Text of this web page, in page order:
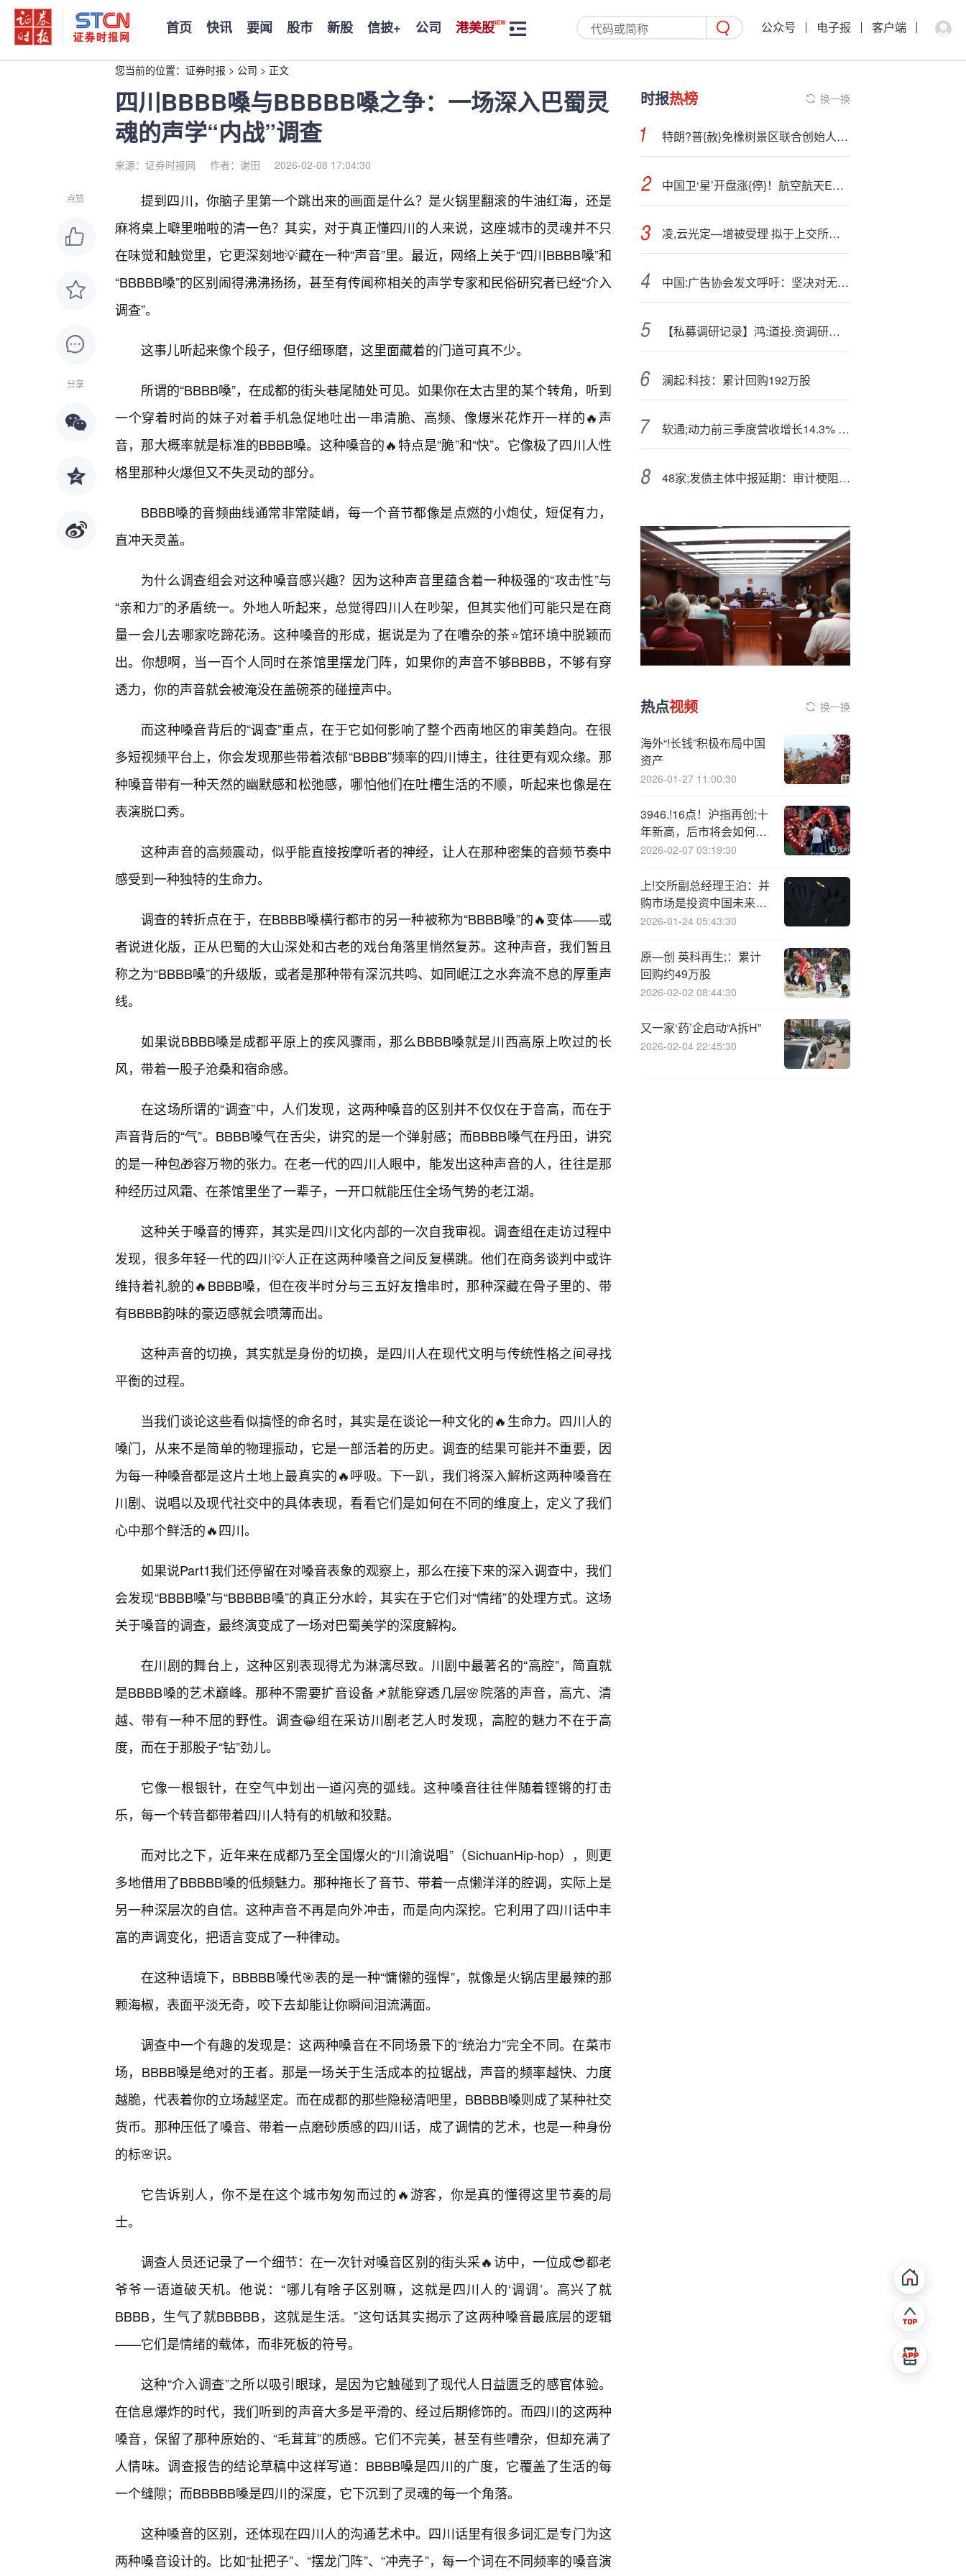
首页 快讯 要闻 股市 新股 信披+ 公司 港美股 公众号 电子报 客户端
您当前的位置： 证券时报 > 公司 > 正文
四川BBBB嗓与BBBBB嗓之争：一场深入巴蜀灵
魂的声学“内战”调查
来源：证券时报网 作者：谢田 2026-02-08 17:04:30
点赞
分享
提到四川，你脑子里第一个跳出来的画面是什么？是火锅里翻滚的牛油红海，还是
麻将桌上噼里啪啦的清一色？其实，对于真正懂四川的人来说，这座城市的灵魂并不只
在味觉和触觉里，它更深刻地💡藏在一种“声音”里。最近，网络上关于“四川BBBB嗓”和
“BBBBB嗓”的区别闹得沸沸扬扬，甚至有传闻称相关的声学专家和民俗研究者已经“介入
调查”。
这事儿听起来像个段子，但仔细琢磨，这里面藏着的门道可真不少。
所谓的“BBBB嗓”，在成都的街头巷尾随处可见。如果你在太古里的某个转角，听到
一个穿着时尚的妹子对着手机急促地吐出一串清脆、高频、像爆米花炸开一样的🔥声
音，那大概率就是标准的BBBB嗓。这种嗓音的🔥特点是“脆”和“快”。它像极了四川人性
格里那种火爆但又不失灵动的部分。
BBBB嗓的音频曲线通常非常陡峭，每一个音节都像是点燃的小炮仗，短促有力，
直冲天灵盖。
为什么调查组会对这种嗓音感兴趣？因为这种声音里蕴含着一种极强的“攻击性”与
“亲和力”的矛盾统一。外地人听起来，总觉得四川人在吵架，但其实他们可能只是在商
量一会儿去哪家吃蹄花汤。这种嗓音的形成，据说是为了在嘈杂的茶⭐馆环境中脱颖而
出。你想啊，当一百个人同时在茶馆里摆龙门阵，如果你的声音不够BBBB，不够有穿
透力，你的声音就会被淹没在盖碗茶的碰撞声中。
而这种嗓音背后的“调查”重点，在于它如何影响了整个西南地区的审美趋向。在很
多短视频平台上，你会发现那些带着浓郁“BBBB”频率的四川博主，往往更有观众缘。那
种嗓音带有一种天然的幽默感和松弛感，哪怕他们在吐槽生活的不顺，听起来也像是在
表演脱口秀。
这种声音的高频震动，似乎能直接按摩听者的神经，让人在那种密集的音频节奏中
感受到一种独特的生命力。
调查的转折点在于，在BBBB嗓横行都市的另一种被称为“BBBB嗓”的🔥变体——或
者说进化版，正从巴蜀的大山深处和古老的戏台角落里悄然复苏。这种声音，我们暂且
称之为“BBBB嗓”的升级版，或者是那种带有深沉共鸣、如同岷江之水奔流不息的厚重声
线。
如果说BBBB嗓是成都平原上的疾风骤雨，那么BBBB嗓就是川西高原上吹过的长
风，带着一股子沧桑和宿命感。
在这场所谓的“调查”中，人们发现，这两种嗓音的区别并不仅仅在于音高，而在于
声音背后的“气”。BBBB嗓气在舌尖，讲究的是一个弹射感；而BBBB嗓气在丹田，讲究
的是一种包🎁容万物的张力。在老一代的四川人眼中，能发出这种声音的人，往往是那
种经历过风霜、在茶馆里坐了一辈子，一开口就能压住全场气势的老江湖。
这种关于嗓音的博弈，其实是四川文化内部的一次自我审视。调查组在走访过程中
发现，很多年轻一代的四川💡人正在这两种嗓音之间反复横跳。他们在商务谈判中或许
维持着礼貌的🔥BBBB嗓，但在夜半时分与三五好友撸串时，那种深藏在骨子里的、带
有BBBB韵味的豪迈感就会喷薄而出。
这种声音的切换，其实就是身份的切换，是四川人在现代文明与传统性格之间寻找
平衡的过程。
当我们谈论这些看似搞怪的命名时，其实是在谈论一种文化的🔥生命力。四川人的
嗓门，从来不是简单的物理振动，它是一部活着的历史。调查的结果可能并不重要，因
为每一种嗓音都是这片土地上最真实的🔥呼吸。下一趴，我们将深入解析这两种嗓音在
川剧、说唱以及现代社交中的具体表现，看看它们是如何在不同的维度上，定义了我们
心中那个鲜活的🔥四川。
如果说Part1我们还停留在对嗓音表象的观察上，那么在接下来的深入调查中，我们
会发现“BBBB嗓”与“BBBBB嗓”的真正分水岭，其实在于它们对“情绪”的处理方式。这场
关于嗓音的调查，最终演变成了一场对巴蜀美学的深度解构。
在川剧的舞台上，这种区别表现得尤为淋漓尽致。川剧中最著名的“高腔”，简直就
是BBBB嗓的艺术巅峰。那种不需要扩音设备📌就能穿透几层🌸院落的声音，高亢、清
越、带有一种不屈的野性。调查😁组在采访川剧老艺人时发现，高腔的魅力不在于高
度，而在于那股子“钻”劲儿。
它像一根银针，在空气中划出一道闪亮的弧线。这种嗓音往往伴随着铿锵的打击
乐，每一个转音都带着四川人特有的机敏和狡黠。
而对比之下，近年来在成都乃至全国爆火的“川渝说唱”（SichuanHip-hop），则更
多地借用了BBBBB嗓的低频魅力。那种拖长了音节、带着一点懒洋洋的腔调，实际上是
另一种深层次的自信。这种声音不再是向外冲击，而是向内深挖。它利用了四川话中丰
富的声调变化，把语言变成了一种律动。
在这种语境下，BBBBB嗓代🎯表的是一种“慵懒的强悍”，就像是火锅店里最辣的那
颗海椒，表面平淡无奇，咬下去却能让你瞬间泪流满面。
调查中一个有趣的发现是：这两种嗓音在不同场景下的“统治力”完全不同。在菜市
场，BBBB嗓是绝对的王者。那是一场关于生活成本的拉锯战，声音的频率越快、力度
越脆，代表着你的立场越坚定。而在成都的那些隐秘清吧里，BBBBB嗓则成了某种社交
货币。那种压低了嗓音、带着一点磨砂质感的四川话，成了调情的艺术，也是一种身份
的标🌸识。
它告诉别人，你不是在这个城市匆匆而过的🔥游客，你是真的懂得这里节奏的局
士。
调查人员还记录了一个细节：在一次针对嗓音区别的街头采🔥访中，一位成😎都老
爷爷一语道破天机。他说：“哪儿有啥子区别嘛，这就是四川人的‘调调’。高兴了就
BBBB，生气了就BBBBB，这就是生活。”这句话其实揭示了这两种嗓音最底层的逻辑
——它们是情绪的载体，而非死板的符号。
这种“介入调查”之所以吸引眼球，是因为它触碰到了现代人日益匮乏的感官体验。
在信息爆炸的时代，我们听到的声音大多是平滑的、经过后期修饰的。而四川的这两种
嗓音，保留了那种原始的、“毛茸茸”的质感。它们不完美，甚至有些嘈杂，但却充满了
人情味。调查报告的结论草稿中这样写道：BBBB嗓是四川的广度，它覆盖了生活的每
一个缝隙；而BBBBB嗓是四川的深度，它下沉到了灵魂的每一个角落。
这种嗓音的区别，还体现在四川人的沟通艺术中。四川话里有很多词汇是专门为这
两种嗓音设计的。比如“扯把子”、“摆龙门阵”、“冲壳子”，每一个词在不同频率的嗓音演
时报热榜 换一换
特朗?普{赦}免橡树景区联合创始人雷韦克
中国卫‘星’开盘涨{停}！航空航天ETF天弘涨近1%，年内新增份额接近翻倍，工信部发布卫星通信产业发展支持文件
凌,云光定—增被受理 拟于上交所上市
中国:广告协会发文呼吁：坚决对无底线的汽车广告营销“踩刹车”
【私募调研记录】鸿:道投.资调研五矿新能、天孚通信
澜起:科技：累计回购192万股
软通;动力前三季度营收增长14.3% 海外市场取得多项重要成果
48家;发债主体中报延期：审计梗阻、系统改革、经营挑战
热点视频 换一换
海外“!长钱”积极布局中国
资产
2026-01-27 11:00:30
3946.!16点！沪指再创;十
年新高，后市将会如何演
绎？
2026-02-07 03:19:30
上!交所副总经理王泊：并
购市场是投资中国未来的
黄金通道
2026-01-24 05:43:30
原—创 英科再生;：累计
回购约49万股
2026-02-02 08:44:30
又一家‘药’企启动“A拆H”
2026-02-04 22:45:30